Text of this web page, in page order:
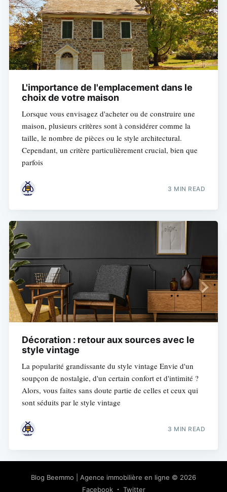
L'importance de l'emplacement dans le
choix de votre maison
Lorsque vous envisagez d'acheter ou de construire une
maison, plusieurs critères sont à considérer comme la
taille, le nombre de pièces ou le style architectural.
Cependant, un critère particulièrement crucial, bien que
parfois
3 MIN READ
Décoration : retour aux sources avec le
style vintage
La popularité grandissante du style vintage Envie d'un
soupçon de nostalgie, d'un certain confort et d'intimité ?
Alors, vous faites sans doute partie de celles et ceux qui
sont séduits par le style vintage
3 MIN READ
Blog Beemmo | Agence immobilière en ligne © 2026
Facebook
Twitter